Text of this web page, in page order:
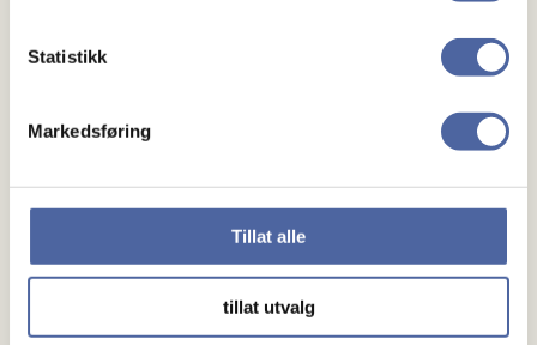
Statistikk
Markedsføring
Tillat alle
tillat utvalg
Ny med MS